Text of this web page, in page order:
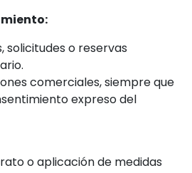
solicitudes o reservas
comerciales, siempre que
expreso del
o aplicación de medidas